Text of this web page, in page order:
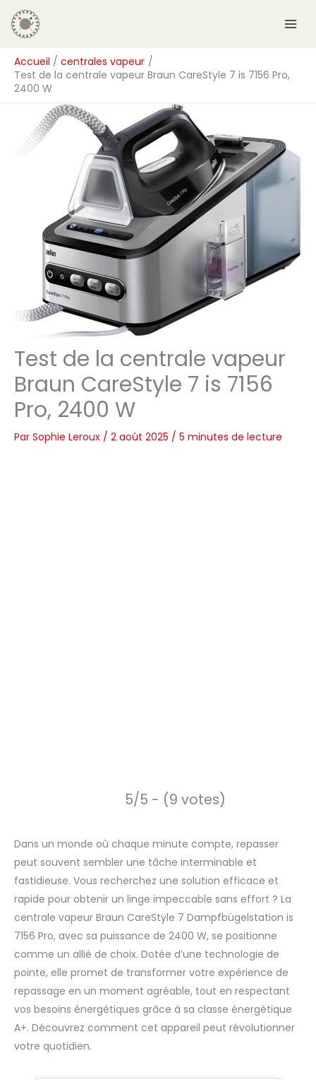
Aller
au
contenu
Accueil
centrales vapeur
Test de la centrale vapeur Braun CareStyle 7 is 7156 Pro,
2400 W
Test de la centrale vapeur
Braun CareStyle 7 is 7156
Pro, 2400 W
Par Sophie Leroux / 2 août 2025 / 5 minutes de lecture
5/5 - (9 votes)
Dans un monde où chaque minute compte, repasser
peut souvent sembler une tâche interminable et
fastidieuse. Vous recherchez une solution efficace et
rapide pour obtenir un linge impeccable sans effort ? La
centrale vapeur Braun CareStyle 7 Dampfbügelstation is
7156 Pro, avec sa puissance de 2400 W, se positionne
comme un allié de choix. Dotée d’une technologie de
pointe, elle promet de transformer votre expérience de
repassage en un moment agréable, tout en respectant
vos besoins énergétiques grâce à sa classe énergétique
A+. Découvrez comment cet appareil peut révolutionner
votre quotidien.
R
e
c
h
e